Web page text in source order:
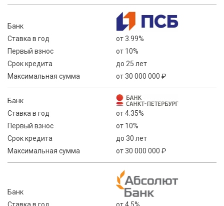
Банк
Ставка в год
от 3.99%
Первый взнос
от 10%
Срок кредита
до 25 лет
Максимальная сумма
от 30 000 000 ₽
Банк
Ставка в год
от 4.35%
Первый взнос
от 10%
Срок кредита
до 30 лет
Максимальная сумма
от 30 000 000 ₽
Банк